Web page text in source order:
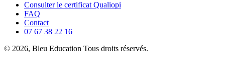
Consulter le certificat Qualiopi
FAQ
Contact
07 67 38 22 16
© 2026, Bleu Education Tous droits réservés.